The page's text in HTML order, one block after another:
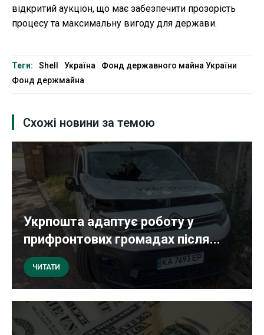
відкритий аукціон, що має забезпечити прозорість
процесу та максимальну вигоду для держави.
Теги: Shell Україна
Фонд державного майна України
Фонд держмайна
Схожі новини за темою
Укрпошта адаптує роботу у
прифронтових громадах після...
ЧИТАТИ